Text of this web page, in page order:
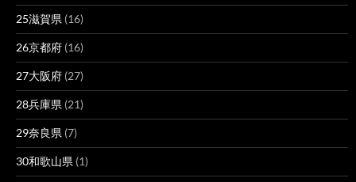
25滋賀県 (16)
26京都府 (16)
27大阪府 (27)
28兵庫県 (21)
29奈良県 (7)
30和歌山県 (1)